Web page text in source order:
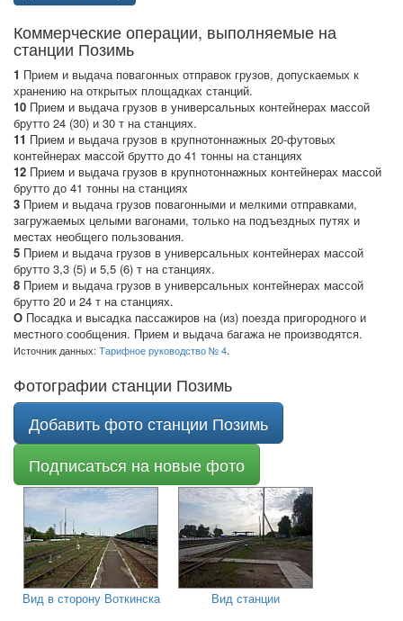
Коммерческие операции, выполняемые на
станции Позимь
1 Прием и выдача повагонных отправок грузов, допускаемых к
хранению на открытых площадках станций.
10 Прием и выдача грузов в универсальных контейнерах массой
брутто 24 (30) и 30 т на станциях.
11 Прием и выдача грузов в крупнотоннажных 20-футовых
контейнерах массой брутто до 41 тонны на станциях
12 Прием и выдача грузов в крупнотоннажных контейнерах массой
брутто до 41 тонны на станциях
3 Прием и выдача грузов повагонными и мелкими отправками,
загружаемых целыми вагонами, только на подъездных путях и
местах необщего пользования.
5 Прием и выдача грузов в универсальных контейнерах массой
брутто 3,3 (5) и 5,5 (6) т на станциях.
8 Прием и выдача грузов в универсальных контейнерах массой
брутто 20 и 24 т на станциях.
О Посадка и высадка пассажиров на (из) поезда пригородного и
местного сообщения. Прием и выдача багажа не производятся.
Источник данных: Тарифное руководство № 4.
Фотографии станции Позимь
Добавить фото станции Позимь
Подписаться на новые фото
Вид в сторону Воткинска Вид станции